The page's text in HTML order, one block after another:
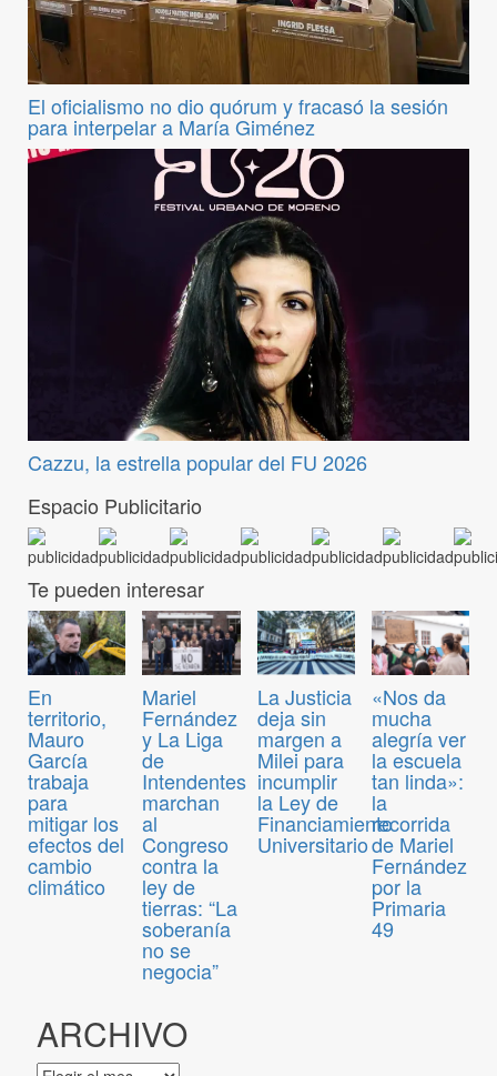
El oficialismo no dio quórum y fracasó la sesión
para interpelar a María Giménez
Cazzu, la estrella popular del FU 2026
Espacio Publicitario
Te pueden interesar
En
territorio,
Mauro
García
trabaja
para
mitigar los
efectos del
cambio
climático
Mariel
Fernández
y La Liga
de
Intendentes
marchan
al
Congreso
contra la
ley de
tierras: “La
soberanía
no se
negocia”
La Justicia
deja sin
margen a
Milei para
incumplir
la Ley de
Financiamiento
Universitario
«Nos da
mucha
alegría ver
la escuela
tan linda»:
la
recorrida
de Mariel
Fernández
por la
Primaria
49
ARCHIVO